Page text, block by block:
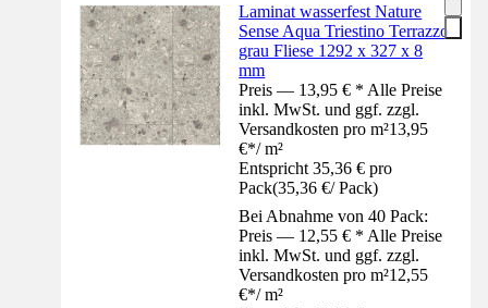
Laminat wasserfest Nature
Sense Aqua Triestino Terrazzo
grau Fliese 1292 x 327 x 8
mm
Preis — 13,95 € * Alle Preise
inkl. MwSt. und ggf. zzgl.
Versandkosten pro m²13,95
€*/ m²
Entspricht 35,36 € pro
Pack(35,36 €/ Pack)
Bei Abnahme von 40 Pack:
Preis — 12,55 € * Alle Preise
inkl. MwSt. und ggf. zzgl.
Versandkosten pro m²12,55
€*/ m²